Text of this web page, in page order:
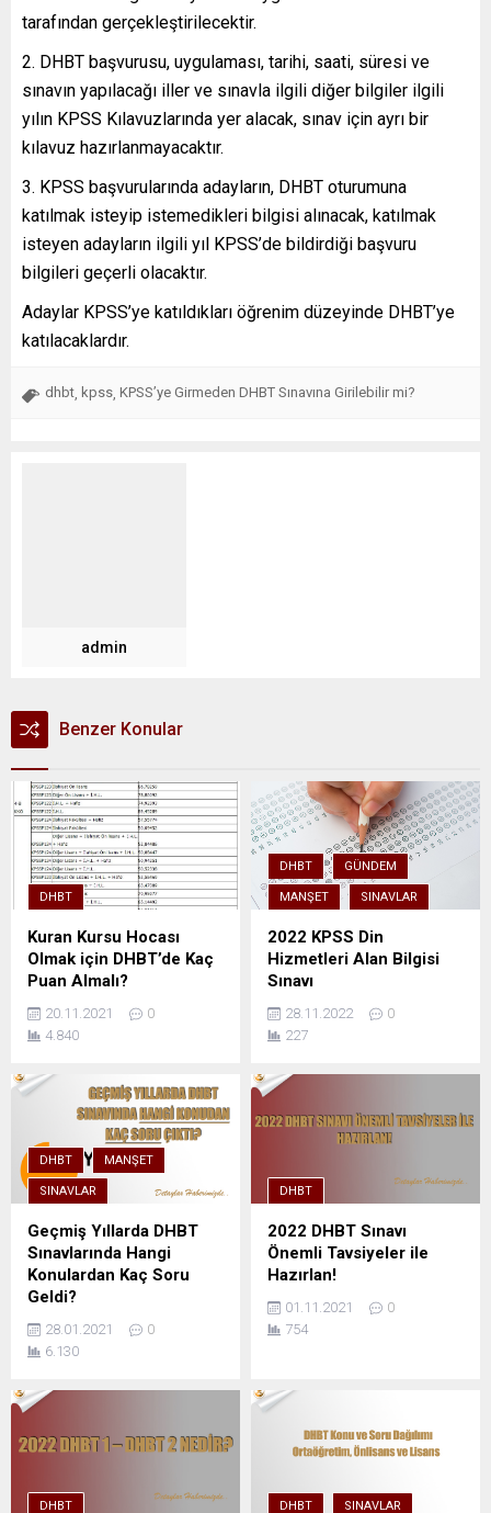
tarafından gerçekleştirilecektir.
DHBT başvurusu, uygulaması, tarihi, saati, süresi ve
sınavın yapılacağı iller ve sınavla ilgili diğer bilgiler ilgili
yılın KPSS Kılavuzlarında yer alacak, sınav için ayrı bir
kılavuz hazırlanmayacaktır.
KPSS başvurularında adayların, DHBT oturumuna
katılmak isteyip istemedikleri bilgisi alınacak, katılmak
isteyen adayların ilgili yıl KPSS’de bildirdiği başvuru
bilgileri geçerli olacaktır.
Adaylar KPSS’ye katıldıkları öğrenim düzeyinde DHBT’ye
katılacaklardır.
dhbt kpss KPSS’ye Girmeden DHBT Sınavına Girilebilir mi?
admin
Benzer Konular
DHBT
Kuran Kursu Hocası
Olmak için DHBT’de Kaç
Puan Almalı?
20.11.2021
0
4.840
DHBT GÜNDEM
MANŞET SINAVLAR
2022 KPSS Din
Hizmetleri Alan Bilgisi
Sınavı
28.11.2022
0
227
DHBT MANŞET
SINAVLAR
Geçmiş Yıllarda DHBT
Sınavlarında Hangi
Konulardan Kaç Soru
Geldi?
28.01.2021
0
6.130
DHBT
2022 DHBT Sınavı
Önemli Tavsiyeler ile
Hazırlan!
01.11.2021
0
754
DHBT DHBT SINAVLAR